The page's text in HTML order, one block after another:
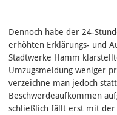
Dennoch habe der 24-
erhöhten Erklärungs- und
Stadtwerke Hamm
Umzugsmeldung weniger
verzeichne man jedoch
Beschwerdeaufkommen
schließlich fällt erst mit der